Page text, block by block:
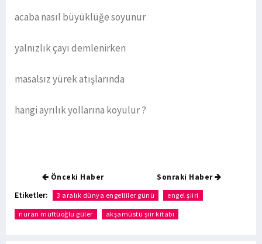
acaba nasıl büyüklüğe soyunur
yalnızlık çayı demlenirken
masalsız yürek atışlarında
hangi ayrılık yollarına koyulur ?
Önceki Haber Sonraki Haber
Etiketler: 3 aralık dünya engelliler günü engel şiiri
nuran müftüoğlu güler akşamüstü şiir kitabı